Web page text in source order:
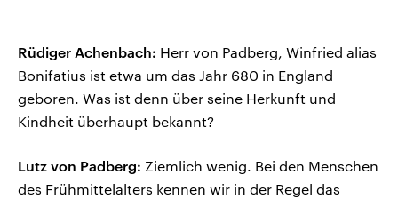
Rüdiger Achenbach: Herr von Padberg, Winfried alias
Bonifatius ist etwa um das Jahr 680 in England
geboren. Was ist denn über seine Herkunft und
Kindheit überhaupt bekannt?
Lutz von Padberg: Ziemlich wenig. Bei den Menschen
des Frühmittelalters kennen wir in der Regel das